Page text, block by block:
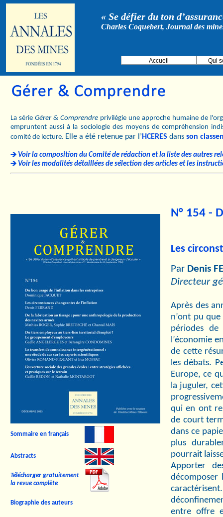
« Se défier du ton
Charles Coquebert, Journal des
Accueil Qui
La série Gérer & Comprendre privilégie une approche humaine de
empruntent aussi à la sociologie des moyens de compréhension
comité de lecture. Elle a été retenue par l’ HCERES dans son
Voir la composition du Comité de rédaction et la liste des autres
Voir les modalités détaillées de sélection des articles et les
Sommaire en français
Abstracts
Télécharger gratuitement
la revue complète
Biographie des auteurs
N° 154 -
Les
Par Denis
Directeur
Après des
n’ont pu
périodes
l’économie
de cette
les débats.
Europe, ce
la juguler,
qui en ont
de court
dans ce
plus
pourrait
Apporter
décomposer
entre offre